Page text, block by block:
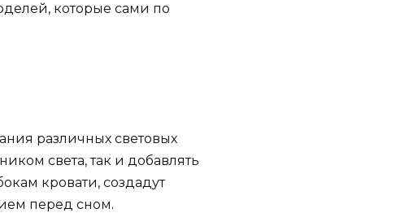
которые сами по
различных световых
света, так и добавлять
кровати, создадут
перед сном.